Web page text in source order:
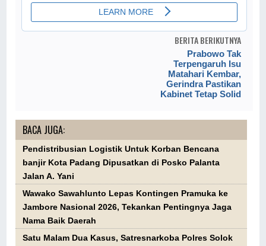
BERITA BERIKUTNYA
Prabowo Tak
Terpengaruh Isu
Matahari Kembar,
Gerindra Pastikan
Kabinet Tetap Solid
BACA JUGA:
Pendistribusian Logistik Untuk Korban Bencana
banjir Kota Padang Dipusatkan di Posko Palanta
Jalan A. Yani
Wawako Sawahlunto Lepas Kontingen Pramuka ke
Jambore Nasional 2026, Tekankan Pentingnya Jaga
Nama Baik Daerah
Satu Malam Dua Kasus, Satresnarkoba Polres Solok